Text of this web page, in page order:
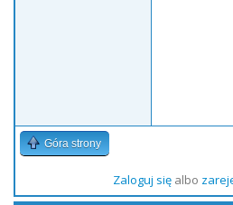
Góra strony
Zaloguj sięalbo